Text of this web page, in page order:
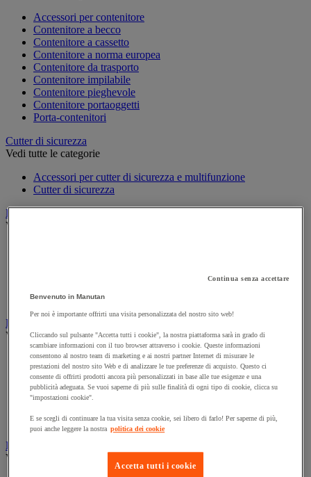
Accessori per contenitore
Contenitore a becco
Contenitore a cassetto
Contenitore a norma europea
Contenitore da trasporto
Contenitore impilabile
Contenitore pieghevole
Contenitore portaoggetti
Porta-contenitori
Cutter di sicurezza
Vedi tutte le categorie
Accessori per cutter di sicurezza e multifunzione
Cutter di sicurezza
Etichetta e marcatura
Vedi tutte le categorie
Stencil
Film estensibile, pallet e cassa-pallet
Vedi tutte le categorie
Accessori per pallettizzazione
Cappuccio e film di protezione
Cappuccio termoretraibile e pistola
Cassa pallet
Pallet
Fusto e contenitore industriale
Vedi tutte le categorie
Continua senza accettare
Benvenuto in Manutan
Per noi è importante offrirti una visita personalizzata del nostro sito web!
Cliccando sul pulsante "Accetta tutti i cookie", la nostra piattaforma sarà in grado di
scambiare informazioni con il tuo browser attraverso i cookie. Queste informazioni
consentono al nostro team di marketing e ai nostri partner Internet di misurare le
prestazioni del nostro sito Web e di analizzare le tue preferenze di acquisto. Questo ci
consente di offrirti prodotti ancora più personalizzati in base alle tue esigenze e una
pubblicità adeguata. Se vuoi saperne di più sulle finalità di ogni tipo di cookie, clicca su
"impostazioni cookie".
E se scegli di continuare la tua visita senza cookie, sei libero di farlo! Per saperne di più,
puoi anche leggere la nostra politica dei cookie
Accetta tutti i cookie